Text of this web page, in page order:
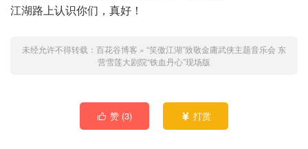
江湖路上认识你们，真好！
未经允许不得转载： 百花谷博客 » “笑傲江湖”致敬金庸武侠主题音乐会 东
营雪莲大剧院“铁血丹心”现场版
 赞 (3)  打赏